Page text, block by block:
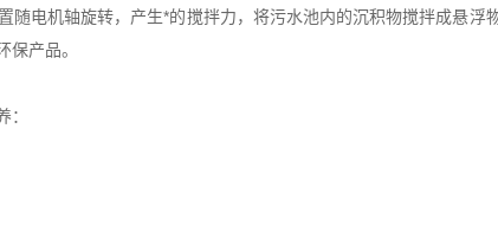
机轴旋转，产生*的搅拌力，将污水池内的沉积物搅拌成悬浮
产品。